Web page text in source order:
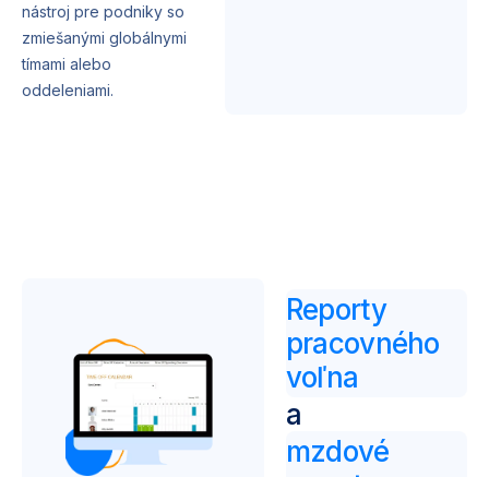
nástroj pre podniky so
zmiešanými globálnymi
tímami alebo
oddeleniami.
Reporty
pracovného
voľna
a
mzdové